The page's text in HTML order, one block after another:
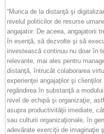
“Munca de la distanţă şi
nivelul politicilor de resurse
angajator. De aceea, angajatorii
în esenţă, să dezvolte şi să
investească continuu nu doar în
relevante, mai ales pentru
distanţă, întrucât colaborarea
experienţei angajaţilor şi
regândirea în substanţă a
nivel de echipă şi organizaţie,
asupra productivităţii imediate,
sau culturii organizaţionale, în
adevărate exerciţii de imaginaţie